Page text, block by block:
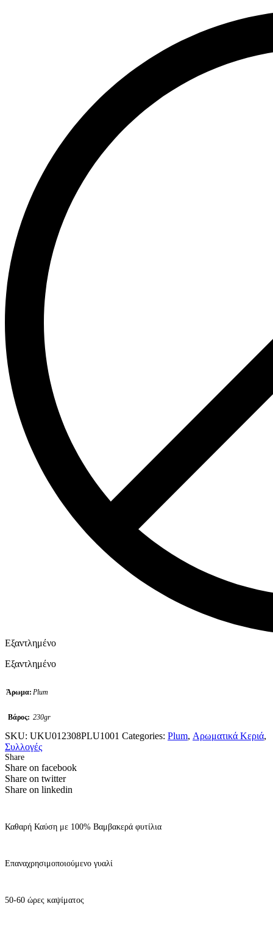
Εξαντλημένο
Εξαντλημένο
Άρωμα: Plum
Βάρος: 230gr
SKU: UKU012308PLU1001 Categories: Plum, Αρωματικά Κεριά,
Συλλογές
Share
Share on facebook
Share on twitter
Share on linkedin
Καθαρή Καύση με 100% Βαμβακερά φυτίλια
Επαναχρησιμοποιούμενο γυαλί
50-60 ώρες καψίματος